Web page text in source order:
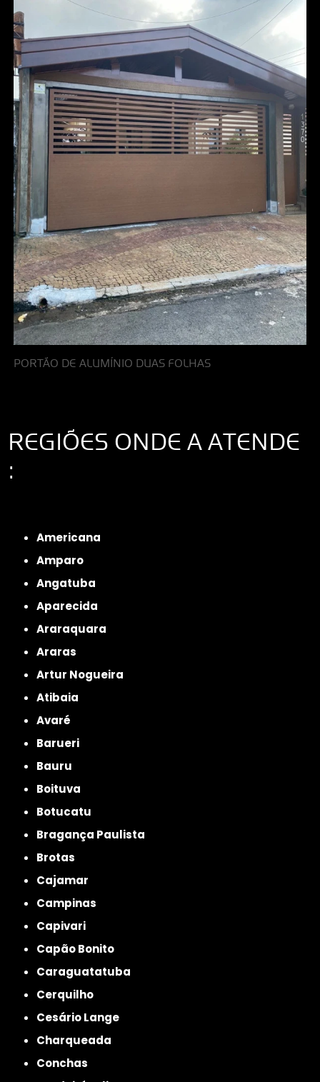
PORTÃO DE ALUMÍNIO DUAS FOLHAS
REGIÕES ONDE A ATENDE
:
Americana
Amparo
Angatuba
Aparecida
Araraquara
Araras
Artur Nogueira
Atibaia
Avaré
Barueri
Bauru
Boituva
Botucatu
Bragança Paulista
Brotas
Cajamar
Campinas
Capivari
Capão Bonito
Caraguatatuba
Cerquilho
Cesário Lange
Charqueada
Conchas